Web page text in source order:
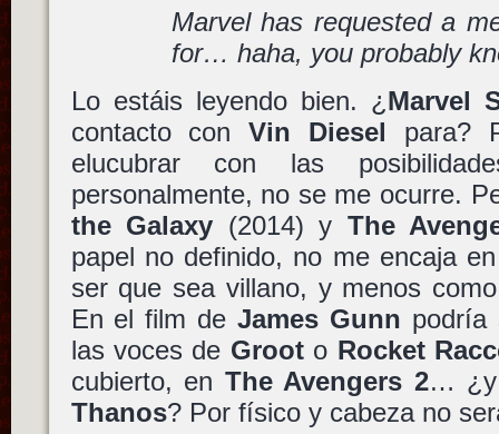
Marvel has requested a
for… haha, you probably
Lo estáis leyendo bien. ¿ Marvel
contacto conVin Diesel para?
elucubrar con las
personalmente, no se me ocurre.
the Galaxy (2014) y The
papel no definido, no me encaja
ser que sea villano, y menos
En el film deJames Gunn podría
las voces de Grooto Rocket
cubierto, en The Avengers 2… ¿y
Thanos? Por físico y cabeza no